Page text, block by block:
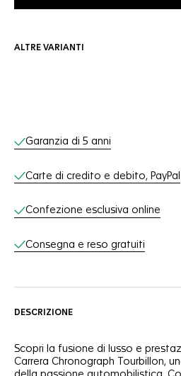
ALTRE VARIANTI
Servizi online
Garanzia di 5 anni
Carte di credito e debito, PayPal
Confezione esclusiva online
Consegna e reso gratuiti
DESCRIZIONE
Scopri la fusione di lusso e
Carrera Chronograph Tourbillon,